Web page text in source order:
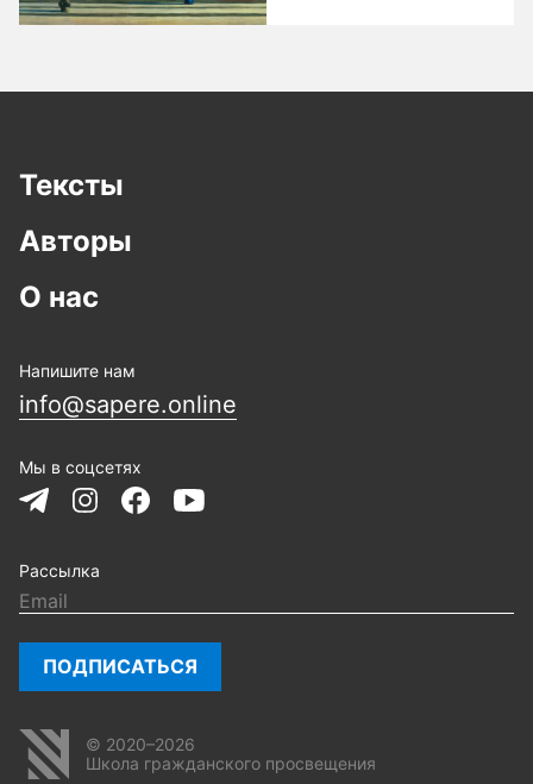
Тексты
Авторы
О нас
Напишите нам
info@sapere.online
Мы в соцсетях
Рассылка
ПОДПИСАТЬСЯ
© 2020–2026
Школа гражданского просвещения